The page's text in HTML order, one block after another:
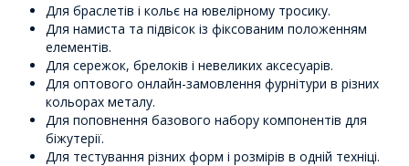
Для браслетів і кольє на ювелірному тросику.
Для намиста та підвісок із фіксованим положенням
елементів.
Для сережок, брелоків і невеликих аксесуарів.
Для оптового онлайн-замовлення фурнітури в різних
кольорах металу.
Для поповнення базового набору компонентів для
біжутерії.
Для тестування різних форм і розмірів в одній техніці.